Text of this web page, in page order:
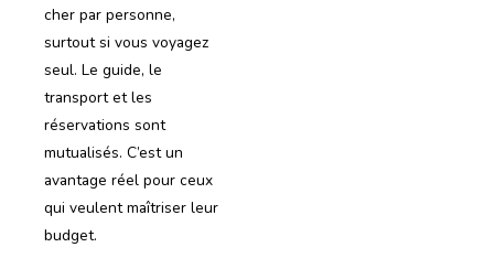
cher par personne,
surtout si vous voyagez
seul. Le guide, le
transport et les
réservations sont
mutualisés. C’est un
avantage réel pour ceux
qui veulent maîtriser leur
budget.